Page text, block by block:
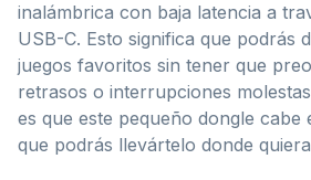
inalámbrica con baja latencia a
USB-C. Esto significa que podrás
juegos favoritos sin tener que
retrasos o interrupciones
es que este pequeño dongle cabe
que podrás llevártelo donde